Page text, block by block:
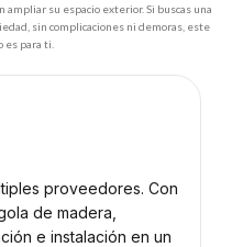
su espacio exterior. Si buscas una
sin complicaciones ni demoras, este
para ti.
proveedores. Con
de madera,
e instalación en un